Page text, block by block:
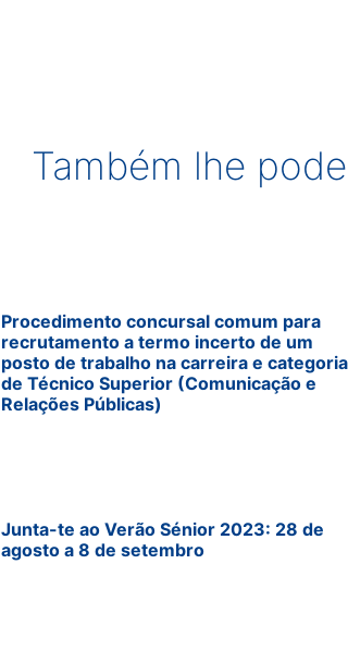
Também lhe
Procedimento concursal comum para
recrutamento a termo incerto de um
posto de trabalho na carreira e categoria
de Técnico Superior (Comunicação e
Relações Públicas)
Junta-te ao Verão Sénior 2023: 28 de
agosto a 8 de setembro